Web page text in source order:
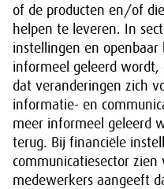
of de producten en/of
helpen te leveren. In
instellingen en
informeel geleerd
dat veranderingen zich
informatie- en
meer informeel geleerd
terug. Bij financiële
communicatiesector
medewerkers aangeeft